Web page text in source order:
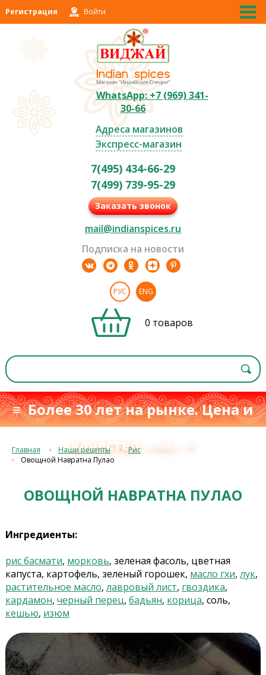
Регистрация Войти
WhatsApp: +7 (969) 341-
30-66
Адреса магазинов
Экспресс-магазин
7(495) 434-66-29
7(499) 739-95-29
Заказать звонок
mail@indianspices.ru
Подписка на новости
РУС ENG
0 товаров
≡ Более 30 лет на рынке. Цена и
качество
с 1993 г. ≡
Главная Наши рецепты
Рис
Овощной Навратна Пулао
ОВОЩНОЙ НАВРАТНА ПУЛАО
Ингредиенты:
рис басмати, морковь, зеленая фасоль, цветная
капуста, картофель, зеленый горошек, масло гхи, лук,
растительное масло, лавровый лист, гвоздика,
кардамон, черный перец, бадьян, корица, соль,
кешью, изюм